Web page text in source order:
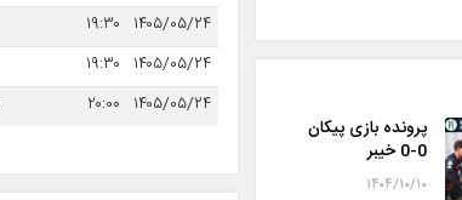
پرونده بازی پیکان
0-0 خیبر
۱۴۰۴/۱۰/۱۰
۱۴۰۵/۰۵/۲۴ ۱۹:۳۰
۱۴۰۵/۰۵/۲۴ ۱۹:۳۰
۱۴۰۵/۰۵/۲۴ ۲۰:۰۰